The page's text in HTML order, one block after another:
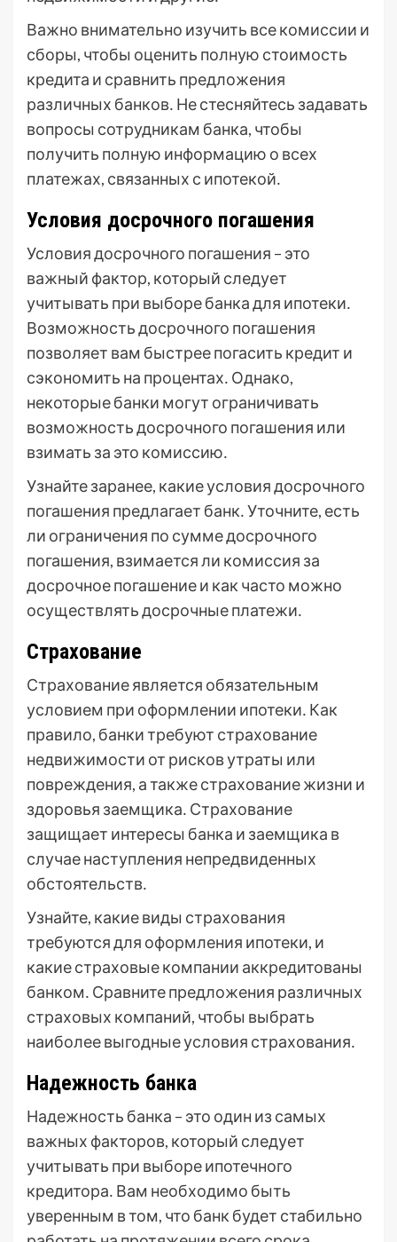
Важно внимательно изучить все комиссии и
сборы, чтобы оценить полную стоимость
кредита и сравнить предложения
различных банков․ Не стесняйтесь задавать
вопросы сотрудникам банка, чтобы
получить полную информацию о всех
платежах, связанных с ипотекой․
Условия досрочного погашения
Условия досрочного погашения – это
важный фактор, который следует
учитывать при выборе банка для ипотеки․
Возможность досрочного погашения
позволяет вам быстрее погасить кредит и
сэкономить на процентах․ Однако,
некоторые банки могут ограничивать
возможность досрочного погашения или
взимать за это комиссию․
Узнайте заранее, какие условия досрочного
погашения предлагает банк․ Уточните, есть
ли ограничения по сумме досрочного
погашения, взимается ли комиссия за
досрочное погашение и как часто можно
осуществлять досрочные платежи․
Страхование
Страхование является обязательным
условием при оформлении ипотеки․ Как
правило, банки требуют страхование
недвижимости от рисков утраты или
повреждения, а также страхование жизни и
здоровья заемщика․ Страхование
защищает интересы банка и заемщика в
случае наступления непредвиденных
обстоятельств․
Узнайте, какие виды страхования
требуются для оформления ипотеки, и
какие страховые компании аккредитованы
банком․ Сравните предложения различных
страховых компаний, чтобы выбрать
наиболее выгодные условия страхования․
Надежность банка
Надежность банка – это один из самых
важных факторов, который следует
учитывать при выборе ипотечного
кредитора․ Вам необходимо быть
уверенным в том, что банк будет стабильно